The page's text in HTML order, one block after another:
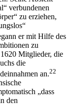
verbundenen
zu erziehen,
er mit Hilfe des
zu
Mitglieder, die
die
an.22
„dass
den